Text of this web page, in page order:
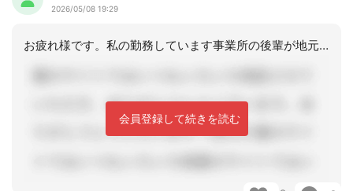
2026/05/08 19:29
お疲れ様です。私の勤務しています事業所の後輩が地元の更新研修が締め切りに気付かず
会員登録して続きを読む